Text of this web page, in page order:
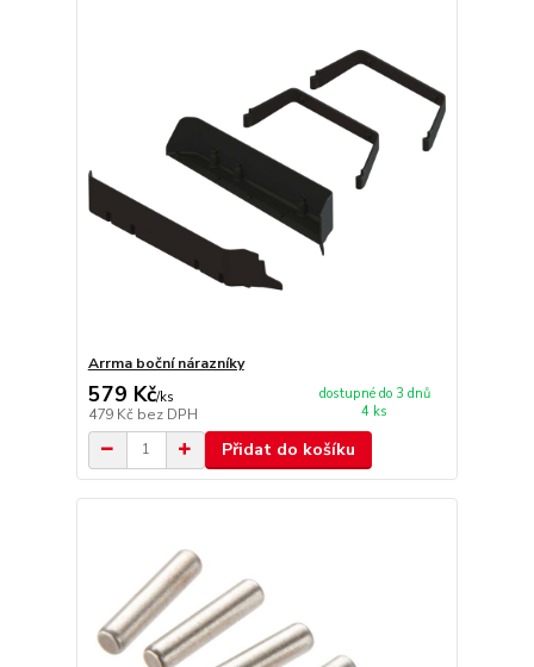
Arrma boční nárazníky
579 Kč/ks
479 Kč bez DPH
dostupné do 3 dnů
4 ks
Přidat do košíku